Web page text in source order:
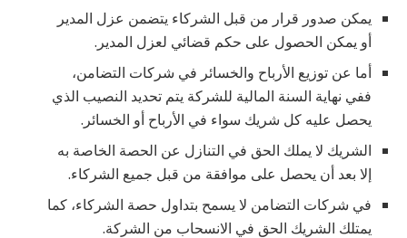
يمكن صدور قرار من قبل الشركاء يتضمن عزل المدير
أو يمكن الحصول على حكم قضائي لعزل المدير.
أما عن توزيع الأرباح والخسائر في شركات التضامن،
ففي نهاية السنة المالية للشركة يتم تحديد النصيب الذي
يحصل عليه كل شريك سواء في الأرباح أو الخسائر.
الشريك لا يملك الحق في التنازل عن الحصة الخاصة به
إلا بعد أن يحصل على موافقة من قبل جميع الشركاء.
في شركات التضامن لا يسمح بتداول حصة الشركاء، كما
يمتلك الشريك الحق في الانسحاب من الشركة.